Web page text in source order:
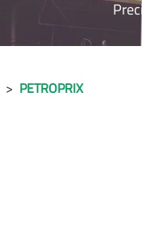
> PETROPRIX